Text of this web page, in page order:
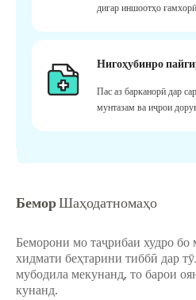
дигар иншоотҳо
Нигоҳубинро
Пас аз барканорӣ дар
мунтазам ва иҷрои
БеморШаҳодатномаҳо
Беморони мо таҷрибаи худро бо
хидмати беҳтарини тиббӣ дар
мубодила мекунанд, то барои
кунанд.